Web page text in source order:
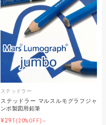
ステッドラー
ステッドラー マルスルモグラフジャ
ンボ製図用鉛筆
¥291 (20%OFF)～